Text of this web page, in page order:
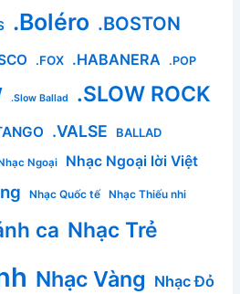
.Boléro .BOSTON
.FOX .HABANERA .POP
.Slow Ballad .SLOW ROCK
.VALSE BALLAD
Ngoại Nhạc Ngoại lời Việt
Nhạc Quốc tế Nhạc Thiếu nhi
ca Nhạc Trẻ
Nhạc Vàng Nhạc Đỏ